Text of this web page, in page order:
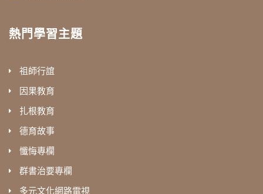
熱門學習主題
祖師行誼
因果教育
扎根教育
德育故事
懺悔專欄
群書治要專欄
多元文化網路電視